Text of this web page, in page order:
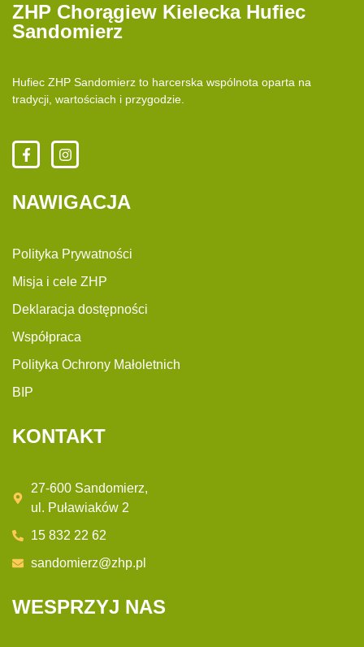
ZHP Chorągiew Kielecka Hufiec
Sandomierz
Hufiec ZHP Sandomierz to harcerska wspólnota oparta na
tradycji, wartościach i przygodzie.
NAWIGACJA
Polityka Prywatności
Misja i cele ZHP
Deklaracja dostępności
Współpraca
Polityka Ochrony Małoletnich
BIP
KONTAKT
27-600 Sandomierz,
ul. Puławiaków 2
15 832 22 62
sandomierz@zhp.pl
WESPRZYJ NAS